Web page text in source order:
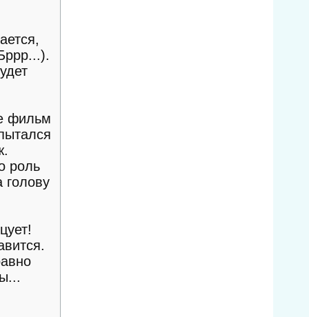
фильм
роль
голову